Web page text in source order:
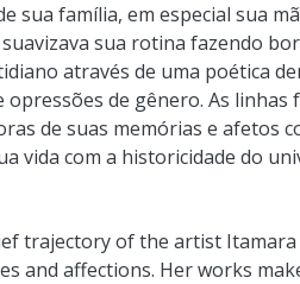
sua família, em especial sua
sua rotina fazendo
através de uma poética
de gênero. As linhas
de suas memórias e afetos
vida com a historicidade do
trajectory of the artist
and affections. Her works